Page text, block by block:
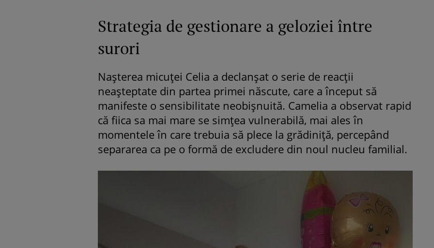
Strategia de gestionare a geloziei între
surori
Nașterea micuței Celia a declanșat o serie de reacții
neașteptate din partea primei născute, care a început să
manifeste o sensibilitate neobișnuită. Camelia a observat rapid
că fiica sa mai mare se simțea vulnerabilă, mai ales în
momentele în care trebuia să plece la grădiniță, percepând
separarea ca pe o formă de excludere din noul nucleu familial.